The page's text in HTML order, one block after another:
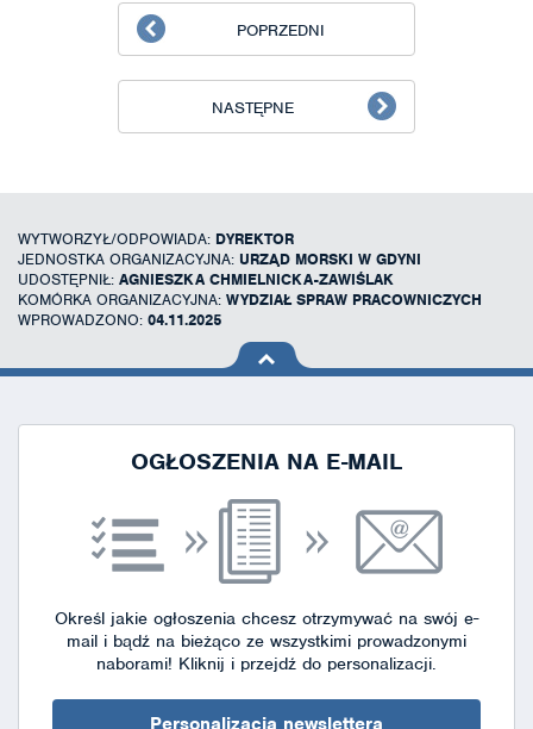
POPRZEDNI
NASTĘPNE
WYTWORZYŁ/ODPOWIADA: DYREKTOR
JEDNOSTKA ORGANIZACYJNA: URZĄD MORSKI W GDYNI
UDOSTĘPNIŁ: AGNIESZKA CHMIELNICKA-ZAWIŚLAK
KOMÓRKA ORGANIZACYJNA: WYDZIAŁ SPRAW PRACOWNICZYCH
WPROWADZONO: 04.11.2025
na górę
OGŁOSZENIA NA E-MAIL
Określ jakie ogłoszenia chcesz otrzymywać na swój e-
mail i bądź na bieżąco ze wszystkimi prowadzonymi
naborami! Kliknij i przejdź do personalizacji.
Personalizacja newslettera